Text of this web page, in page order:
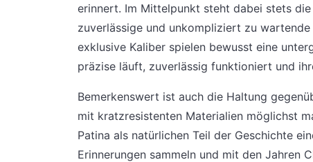
erinnert. Im Mittelpunkt steht dabei stets
zuverlässige und unkompliziert zu
exklusive Kaliber spielen bewusst eine
präzise läuft, zuverlässig funktioniert und
Bemerkenswert ist auch die Haltung
mit kratzresistenten Materialien möglichst
Patina als natürlichen Teil der Geschichte
Erinnerungen sammeln und mit den Jahren